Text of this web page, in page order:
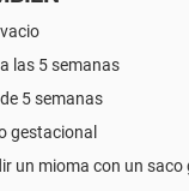
las 5 semanas
5 semanas
gestacional
un mioma con un saco